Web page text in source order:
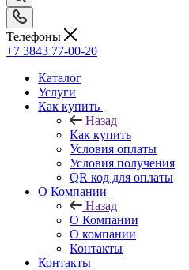
Телефоны
+7 3843 77-00-20
Каталог
Услуги
Как купить
Назад
Как купить
Условия оплаты
Условия получения
QR код для оплаты
О Компании
Назад
О Компании
О компании
Контакты
Контакты